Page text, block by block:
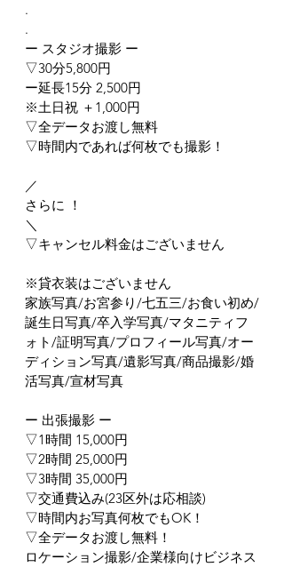
.
.
ー スタジオ撮影 ー
▽30分5,800円
ー延長15分 2,500円
※土日祝 ＋1,000円
▽全データお渡し無料
▽時間内であれば何枚でも撮影！
／
さらに ！
＼
▽キャンセル料金はございません
※貸衣装はございません
家族写真/お宮参り/七五三/お食い初め/
誕生日写真/卒入学写真/マタニティフ
ォト/証明写真/プロフィール写真/オー
ディション写真/遺影写真/商品撮影/婚
活写真/宣材写真
ー 出張撮影 ー
▽1時間 15,000円
▽2時間 25,000円
▽3時間 35,000円
▽交通費込み(23区外は応相談)
▽時間内お写真何枚でもOK！
▽全データお渡し無料！
ロケーション撮影/企業様向けビジネス